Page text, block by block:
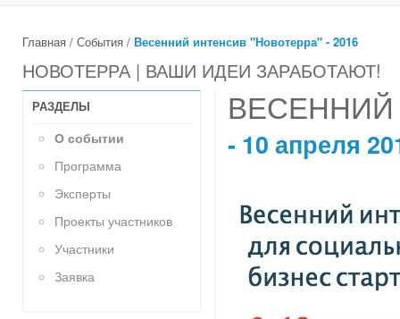
Главная / События / Весенний интенсив "Новотерра" - 2016
НОВОТЕРРА | ВАШИ ИДЕИ ЗАРАБОТАЮТ!
РАЗДЕЛЫ
О событии
Программа
Эксперты
Проекты участников
Участники
Заявка
ВЕСЕННИЙ
- 10 апреля